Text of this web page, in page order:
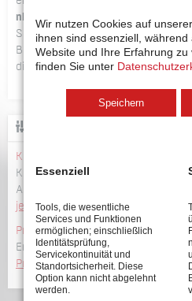
niveauunabhängigen
Schraubeinheit auf der
Bauteils abstützt. Von diesem
dieselbeEinschraubtiefe
Konfigurator
Konfigurieren Sie Ihr
Abmessungen
jetzt konfigurieren >>
Produktübersicht
Erhalten Sie einen Überblick über
Produktpalette >>
Wir nutzen Cookies auf
ihnen sind essenziell,
Website und Ihre Erfahrung zu
finden Sie unter
Speichern
Essenziell
Tools, die wesentliche
Services und Funktionen
ermöglichen; einschließlich
Identitätsprüfung,
Servicekontinuität und
Standortsicherheit. Diese
Option kann nicht abgelehnt
werden.